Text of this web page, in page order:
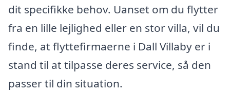
dit specifikke behov. Uanset om du flytter
fra en lille lejlighed eller en stor villa, vil du
finde, at flyttefirmaerne i Dall Villaby er i
stand til at tilpasse deres service, så den
passer til din situation.